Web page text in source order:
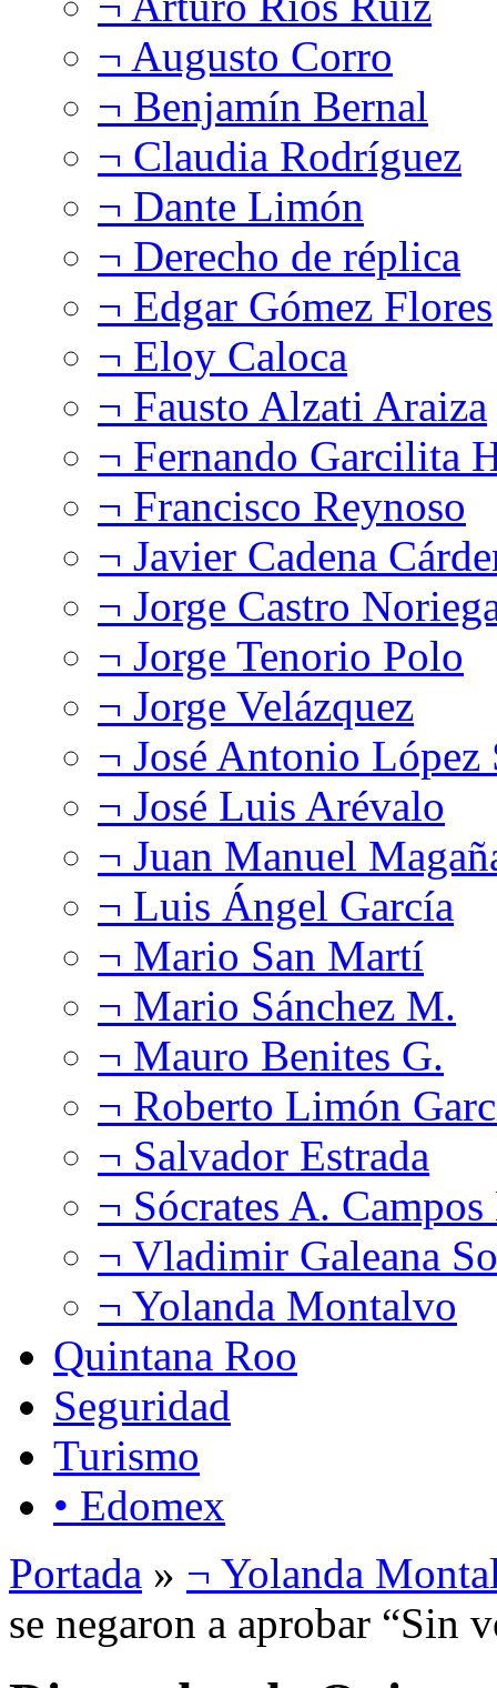
¬ Augusto Corro
¬ Benjamín Bernal
¬ Claudia Rodríguez
¬ Dante Limón
¬ Derecho de réplica
¬ Edgar Gómez Flores
¬ Eloy Caloca
¬ Fausto Alzati Araiza
¬ Fernando Garcilita
¬ Francisco Reynoso
¬ Javier Cadena
¬ Jorge Castro
¬ Jorge Tenorio Polo
¬ Jorge Velázquez
¬ José Antonio López
¬ José Luis Arévalo
¬ Juan Manuel
¬ Luis Ángel García
¬ Mario San Martí
¬ Mario Sánchez M.
¬ Mauro Benites G.
¬ Roberto Limón
¬ Salvador Estrada
¬ Sócrates A.
¬ Vladimir Galeana
¬ Yolanda Montalvo
Quintana Roo
Seguridad
Turismo
• Edomex
Portada » ¬ Yolanda
se negaron a aprobar “Sin